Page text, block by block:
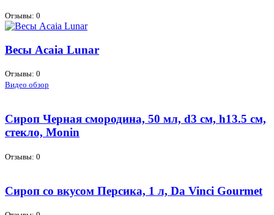
Отзывы: 0
Весы Acaia Lunar
Отзывы: 0
Видео обзор
Сироп Черная смородина, 50 мл, d3 см, h13.5 см,
стекло, Monin
Отзывы: 0
Сироп со вкусом Персика, 1 л, Da Vinci Gourmet